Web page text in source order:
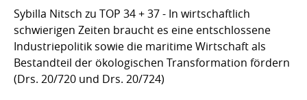
Sybilla Nitsch zu TOP 34 + 37 - In wirtschaftlich
schwierigen Zeiten braucht es eine entschlossene
Industriepolitik sowie die maritime Wirtschaft als
Bestandteil der ökologischen Transformation fördern
(Drs. 20/720 und Drs. 20/724)